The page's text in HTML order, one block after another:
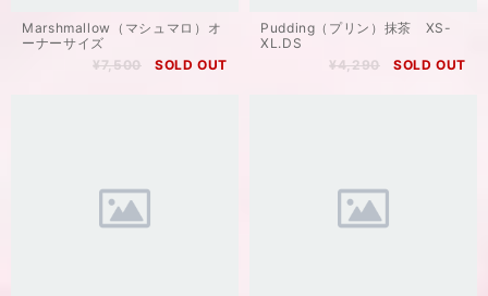
Marshmallow（マシュマロ）オ
ーナーサイズ
¥7,500
SOLD OUT
Pudding（プリン）抹茶 XS-
XL.DS
¥4,290
SOLD OUT